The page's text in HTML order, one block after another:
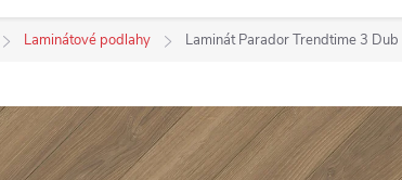
Laminátové podlahy Laminát Parador Trendtime 3